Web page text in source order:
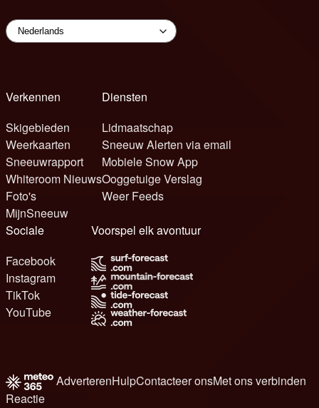
Verkennen
Skigebieden
Weerkaarten
Sneeuwrapport
Whiteroom Nieuws
Foto's
MijnSneeuw
Diensten
Lidmaatschap
Sneeuw Alerten via email
Mobiele Snow App
Ooggetuige Verslag
Weer Feeds
Sociale
Facebook
Instagram
TikTok
YouTube
Voorspel elk avontuur
AdverterenHulpContacteer onsMet ons verbinden
Reactie